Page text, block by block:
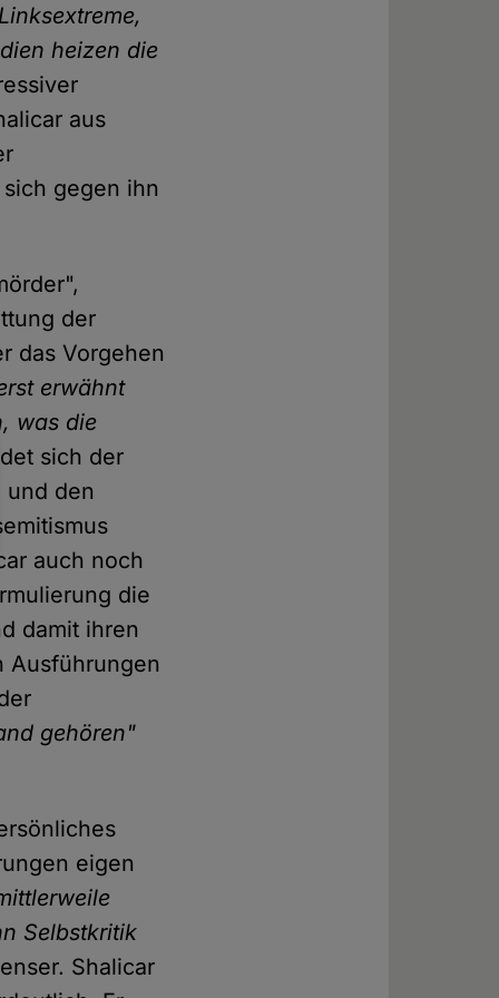
heizen die
aus
gegen ihn
der
das Vorgehen
erwähnt
was die
sich der
und den
auch noch
die
damit ihren
Ausführungen
gehören"
eigen
Selbstkritik
Shalicar